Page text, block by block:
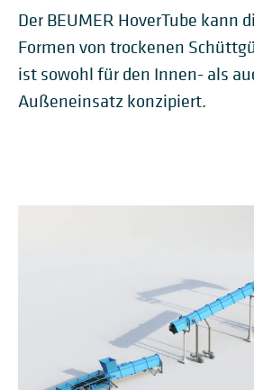
Der BEUMER HoverTube kann
Formen von trockenen
ist sowohl für den Innen- als
Außeneinsatz konzipiert.